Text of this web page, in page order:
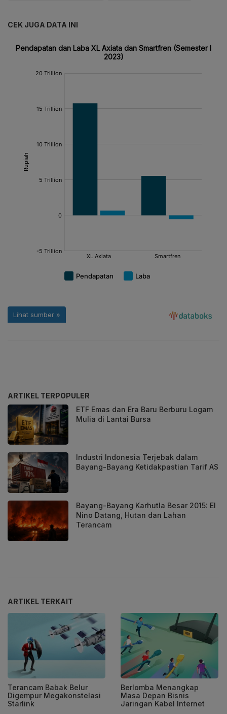
CEK JUGA DATA INI
ARTIKEL TERPOPULER
ETF Emas dan Era Baru Berburu Logam
Mulia di Lantai Bursa
Industri Indonesia Terjebak dalam
Bayang-Bayang Ketidakpastian Tarif AS
Bayang-Bayang Karhutla Besar 2015: El
Nino Datang, Hutan dan Lahan
Terancam
ARTIKEL TERKAIT
Terancam Babak Belur
Digempur Megakonstelasi
Starlink
Berlomba Menangkap
Masa Depan Bisnis
Jaringan Kabel Internet